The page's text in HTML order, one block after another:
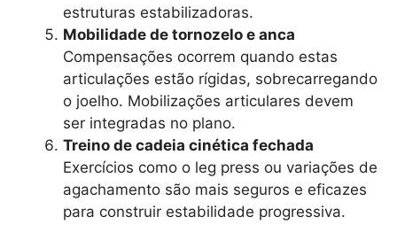
estruturas estabilizadoras.
Mobilidade de tornozelo e anca
Compensações ocorrem quando estas
articulações estão rígidas, sobrecarregando
o joelho. Mobilizações articulares devem
ser integradas no plano.
Treino de cadeia cinética fechada
Exercícios como o leg press ou variações de
agachamento são mais seguros e eficazes
para construir estabilidade progressiva.